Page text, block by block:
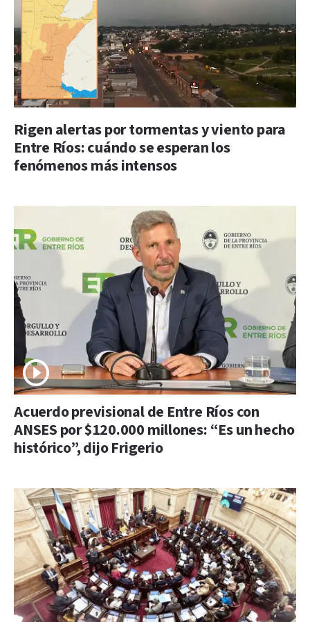
Rigen alertas por tormentas y viento para
Entre Ríos: cuándo se esperan los
fenómenos más intensos
Acuerdo previsional de Entre Ríos con
ANSES por $120.000 millones: “Es un hecho
histórico”, dijo Frigerio